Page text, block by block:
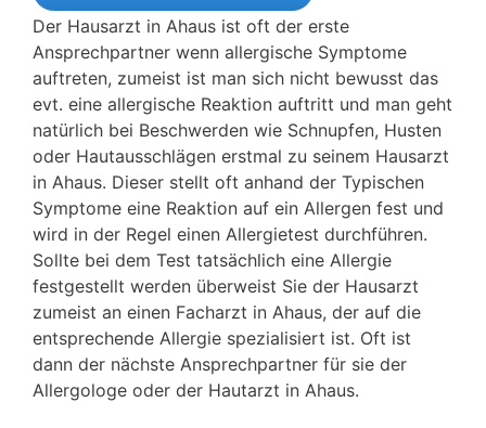
Der Hausarzt in Ahaus ist oft der erste
Ansprechpartner wenn allergische Symptome
auftreten, zumeist ist man sich nicht bewusst das
evt. eine allergische Reaktion auftritt und man geht
natürlich bei Beschwerden wie Schnupfen, Husten
oder Hautausschlägen erstmal zu seinem Hausarzt
in Ahaus. Dieser stellt oft anhand der Typischen
Symptome eine Reaktion auf ein Allergen fest und
wird in der Regel einen Allergietest durchführen.
Sollte bei dem Test tatsächlich eine Allergie
festgestellt werden überweist Sie der Hausarzt
zumeist an einen Facharzt in Ahaus, der auf die
entsprechende Allergie spezialisiert ist. Oft ist
dann der nächste Ansprechpartner für sie der
Allergologe oder der Hautarzt in Ahaus.